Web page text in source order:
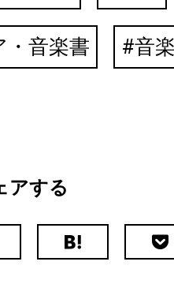
・音楽書 音
アする
は